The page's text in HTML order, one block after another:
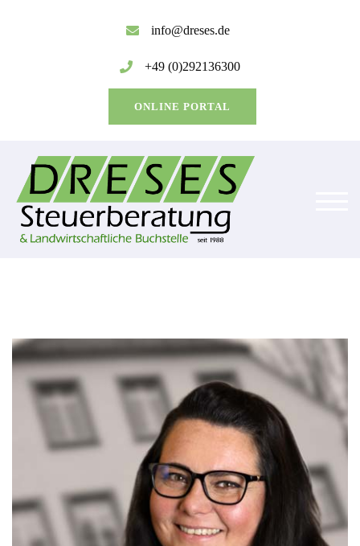
info@dreses.de
+49 (0)292136300
ONLINE PORTAL